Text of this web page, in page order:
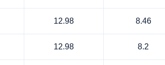
12.98 8.46
12.98 8.2